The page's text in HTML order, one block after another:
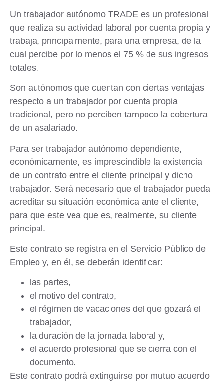
Un trabajador autónomo TRADE es un profesional
que realiza su actividad laboral por cuenta propia y
trabaja, principalmente, para una empresa, de la
cual percibe por lo menos el 75 % de sus ingresos
totales.
Son autónomos que cuentan con ciertas ventajas
respecto a un trabajador por cuenta propia
tradicional, pero no perciben tampoco la cobertura
de un asalariado.
Para ser trabajador autónomo dependiente,
económicamente, es imprescindible la existencia
de un contrato entre el cliente principal y dicho
trabajador. Será necesario que el trabajador pueda
acreditar su situación económica ante el cliente,
para que este vea que es, realmente, su cliente
principal.
Este contrato se registra en el Servicio Público de
Empleo y, en él, se deberán identificar:
las partes,
el motivo del contrato,
el régimen de vacaciones del que gozará el
trabajador,
la duración de la jornada laboral y,
el acuerdo profesional que se cierra con el
documento.
Este contrato podrá extinguirse por mutuo acuerdo